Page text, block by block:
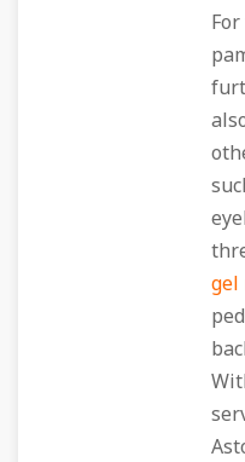
gel